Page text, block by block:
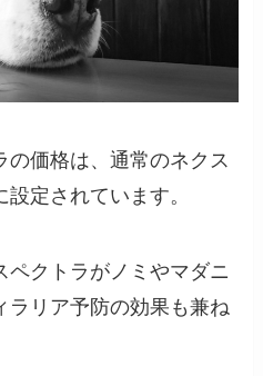
の価格は、通常のネクス
定されています。
ペクトラがノミやマダニ
ラリア予防の効果も兼ね